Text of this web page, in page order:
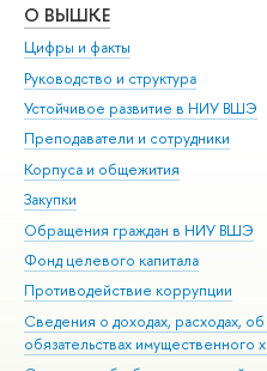
О ВЫШКЕ
Цифры и факты
Руководство и структура
Устойчивое развитие в НИУ ВШЭ
Преподаватели и сотрудники
Корпуса и общежития
Закупки
Обращения граждан в НИУ ВШЭ
Фонд целевого капитала
Противодействие коррупции
Сведения о доходах, расходах,
обязательствах имущественного